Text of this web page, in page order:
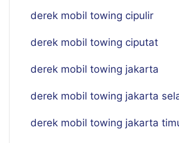
derek mobil towing cipulir
derek mobil towing ciputat
derek mobil towing jakarta
derek mobil towing jakarta
derek mobil towing jakarta